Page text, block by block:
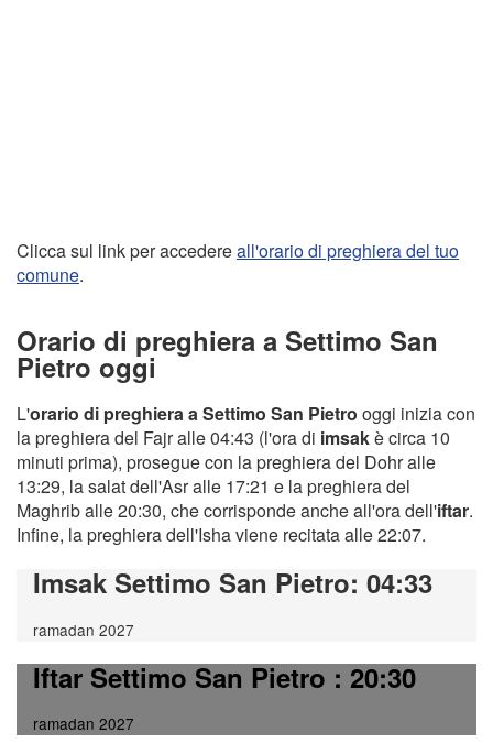
Clicca sul link per accedereall'orario di preghiera del tuo
comune.
Orario di preghiera a Settimo San
Pietro oggi
L'orario di preghiera a Settimo San Pietro oggi inizia con
la preghiera del Fajr alle 04:43 (l'ora di imsakè circa 10
minuti prima), prosegue con la preghiera del Dohr alle
13:29, la salat dell'Asr alle 17:21 e la preghiera del
Maghrib alle 20:30, che corrisponde anche all'ora dell'iftar.
Infine, la preghiera dell'Isha viene recitata alle 22:07.
Imsak Settimo San Pietro: 04:33
ramadan 2027
Iftar Settimo San Pietro: 20:30
ramadan 2027